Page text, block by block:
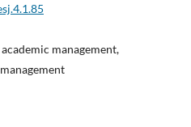
management,